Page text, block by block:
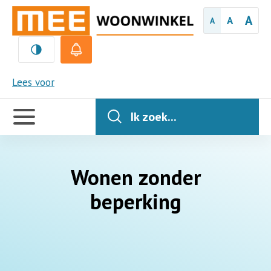
A A A
Lees voor
MEE
Handige
links
Ik zoek...
Wonen zonder
beperking